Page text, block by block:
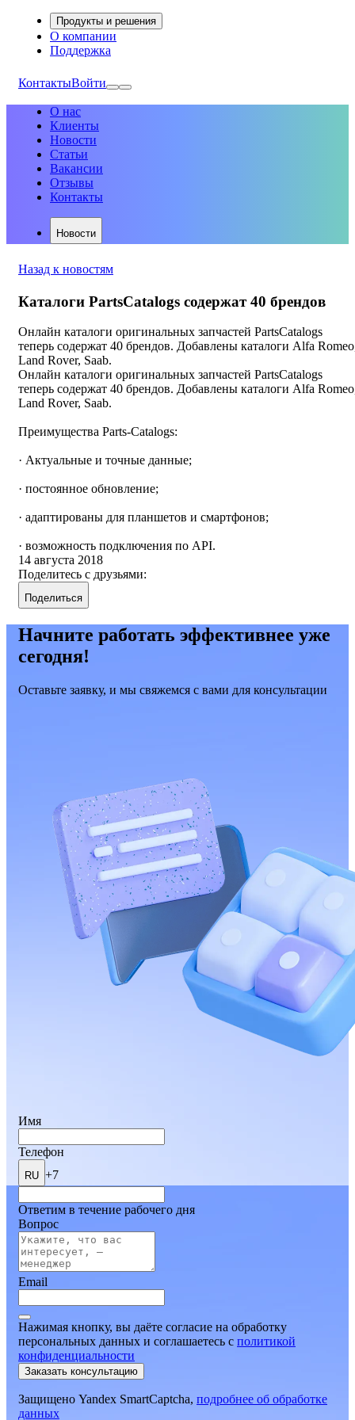
Продукты и решения
О компании
Поддержка
КонтактыВойти
О нас
Клиенты
Новости
Статьи
Вакансии
Отзывы
Контакты
Новости
Назад к новостям
Каталоги PartsCatalogs содержат 40 брендов
Онлайн каталоги оригинальных запчастей PartsCatalogs
теперь содержат 40 брендов. Добавлены каталоги Alfa
Land Rover, Saab.
Онлайн каталоги оригинальных запчастей PartsCatalogs
теперь содержат 40 брендов. Добавлены каталоги Alfa
Land Rover, Saab.
Преимущества Parts-Catalogs:
· Актуальные и точные данные;
· постоянное обновление;
· адаптированы для планшетов и смартфонов;
· возможность подключения по API.
14 августа 2018
Поделитесь с друзьями:
Поделиться
Начните работать эффективнее уже
сегодня!
Оставьте заявку, и мы свяжемся с вами для консультации
Имя
Телефон
RU +7
Ответим в течение рабочего дня
Вопрос
Email
Нажимая кнопку, вы даёте согласие на обработку
персональных данных и соглашаетесь c политикой
конфиденциальности
Заказать консультацию
Защищено Yandex SmartCaptcha, подробнее об обработке
данных